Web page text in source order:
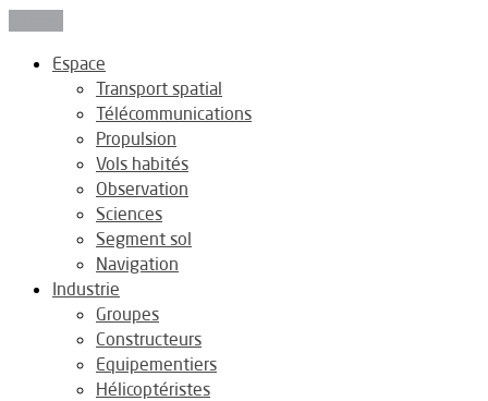
Espace
Transport spatial
Télécommunications
Propulsion
Vols habités
Observation
Sciences
Segment sol
Navigation
Industrie
Groupes
Constructeurs
Equipementiers
Hélicoptéristes